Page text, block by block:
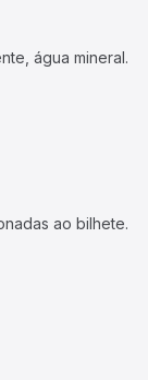
água mineral.
ao bilhete.